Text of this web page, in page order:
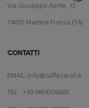
Via Giuseppe Aprile, 12
74015 Martina Franca (TA)
CONTATTI
EMAIL: info@caffecaroli.it
TEL: +39 0804306600